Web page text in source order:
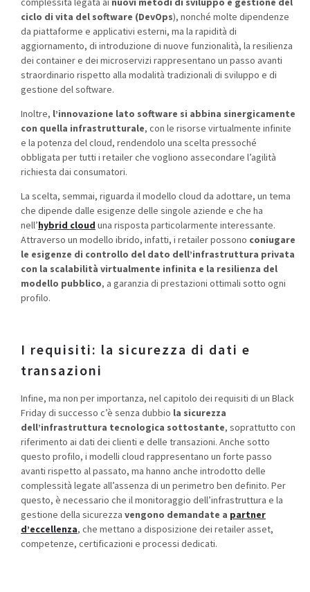
ciclo di vita del software (DevOps), nonché molte dipendenze
da piattaforme e applicativi esterni, ma la rapidità di
aggiornamento, di introduzione di nuove funzionalità, la resilienza
dei container e dei microservizi rappresentano un passo avanti
straordinario rispetto alla modalità tradizionali di sviluppo e di
gestione del software.
Inoltre, l’innovazione lato software si abbina sinergicamente
con quella infrastrutturale, con le risorse virtualmente infinite
e la potenza del cloud, rendendolo una scelta pressoché
obbligata per tutti i retailer che vogliono assecondare l’agilità
richiesta dai consumatori.
La scelta, semmai, riguarda il modello cloud da adottare, un tema
che dipende dalle esigenze delle singole aziende e che ha
nell’hybrid cloud una risposta particolarmente interessante.
Attraverso un modello ibrido, infatti, i retailer possono coniugare
le esigenze di controllo del dato dell’infrastruttura privata
con la scalabilità virtualmente infinita e la resilienza del
modello pubblico, a garanzia di prestazioni ottimali sotto ogni
profilo.
I requisiti: la sicurezza di dati e
transazioni
Infine, ma non per importanza, nel capitolo dei requisiti di un Black
Friday di successo c’è senza dubbio la sicurezza
dell’infrastruttura tecnologica sottostante, soprattutto con
riferimento ai dati dei clienti e delle transazioni. Anche sotto
questo profilo, i modelli cloud rappresentano un forte passo
avanti rispetto al passato, ma hanno anche introdotto delle
complessità legate all’assenza di un perimetro ben definito. Per
questo, è necessario che il monitoraggio dell’infrastruttura e la
gestione della sicurezza vengono demandate a partner
d’eccellenza, che mettano a disposizione dei retailer asset,
competenze, certificazioni e processi dedicati.